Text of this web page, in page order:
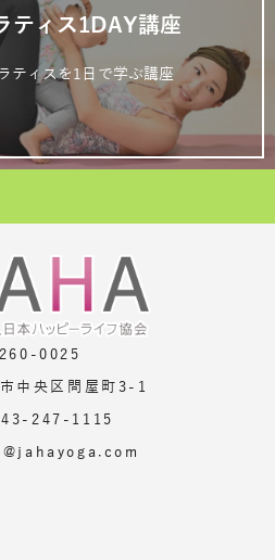
ティス1DAY講座
ティスを1日で学ぶ講座
0025
中央区問屋町3-1
247-1115